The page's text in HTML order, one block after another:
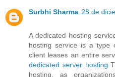
Surbhi Sharma 28 de
A dedicated hosting
hosting service is a type
client leases an entire
dedicated server hosting
hosting, as